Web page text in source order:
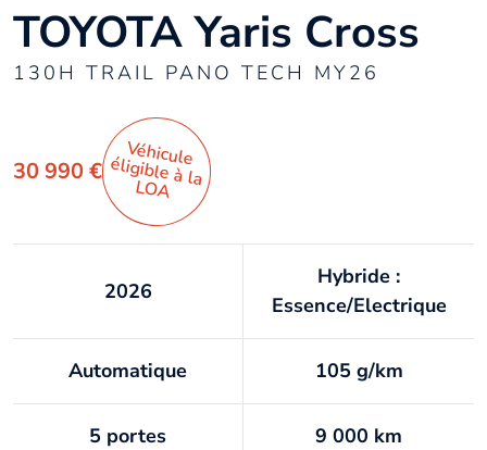
TOYOTA Yaris Cross
130H TRAIL PANO TECH MY26
30 990 €
Véhicule
éligible à la
LO
A
2026
Hybride :
Essence/Electrique
Automatique 105 g/km
5 portes 9 000 km